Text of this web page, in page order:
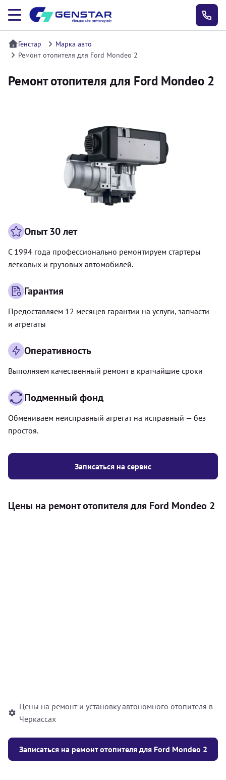
Генстар
Марка авто
Ремонт отопителя для Ford Mondeo 2
Ремонт отопителя для Ford Mondeo 2
Записаться на сервис
Опыт 30 лет
С 1994 года профессионально ремонтируем стартеры
легковых и грузовых автомобилей.
Гарантия
Предоставляем 12 месяцев гарантии на услуги, запчасти
и агрегаты
Оперативность
Выполняем качественный ремонт в кратчайшие сроки
Подменный фонд
Обмениваем неисправный агрегат на исправный — без
простоя.
Цены на ремонт отопителя для Ford Mondeo 2
Цены на ремонт и установку автономного отопителя в
Черкассах
Записаться на ремонт отопителя для Ford Mondeo 2